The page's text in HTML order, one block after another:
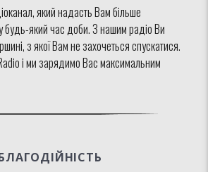
який надасть Вам більше
будь-який час доби. З нашим радіо Ви
з якої Вам не захочеться спускатися.
і ми зарядимо Вас максимальним